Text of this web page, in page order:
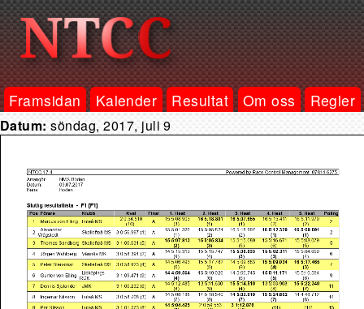
Framsidan Kalender Resultat Om oss Regler
Datum:söndag, 2017, juli 9